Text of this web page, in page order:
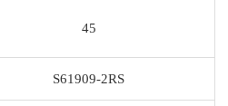
45
S61909-2RS